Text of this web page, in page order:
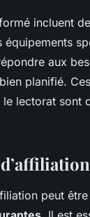
incluent
aux
planifié.
lectorat sont
peut